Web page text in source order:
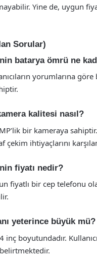
Yine de, uygun
Sorular)
batarya ömrü ne
yorumlarına
kalitesi nasıl?
bir kameraya
çekim ihtiyaçlarını
fiyatı nedir?
fiyatlı bir cep telefonu
yeterince büyük mü?
inç boyutundadır.